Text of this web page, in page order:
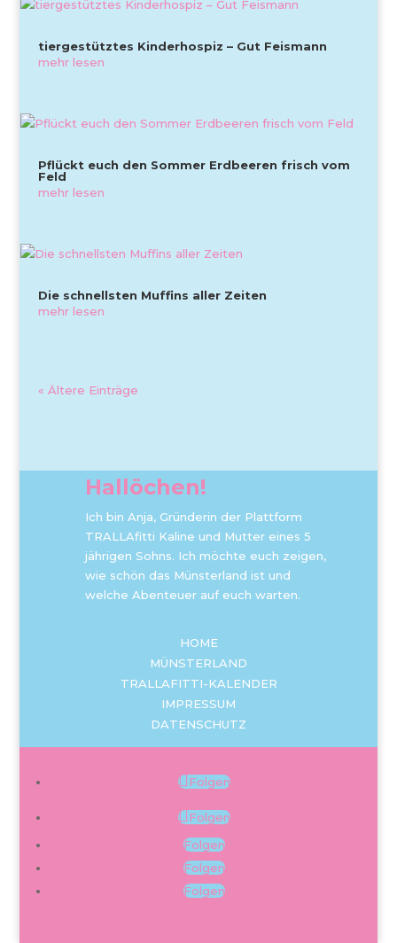
tiergestütztes Kinderhospiz – Gut Feismann
mehr lesen
Pflückt euch den Sommer Erdbeeren frisch vom
Feld
mehr lesen
Die schnellsten Muffins aller Zeiten
mehr lesen
« Ältere Einträge
Hallöchen!
Ich bin Anja, Gründerin der Plattform
TRALLAfitti Kaline und Mutter eines 5
jährigen Sohns. Ich möchte euch zeigen,
wie schön das Münsterland ist und
welche Abenteuer auf euch warten.
HOME
MÜNSTERLAND
TRALLAFITTI-KALENDER
IMPRESSUM
DATENSCHUTZ
Folgen
Folgen
Folgen
Folgen
Folgen